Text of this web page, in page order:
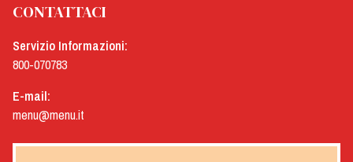
CONTATTACI
Servizio Informazioni:
800-070783
E-mail:
menu@menu.it